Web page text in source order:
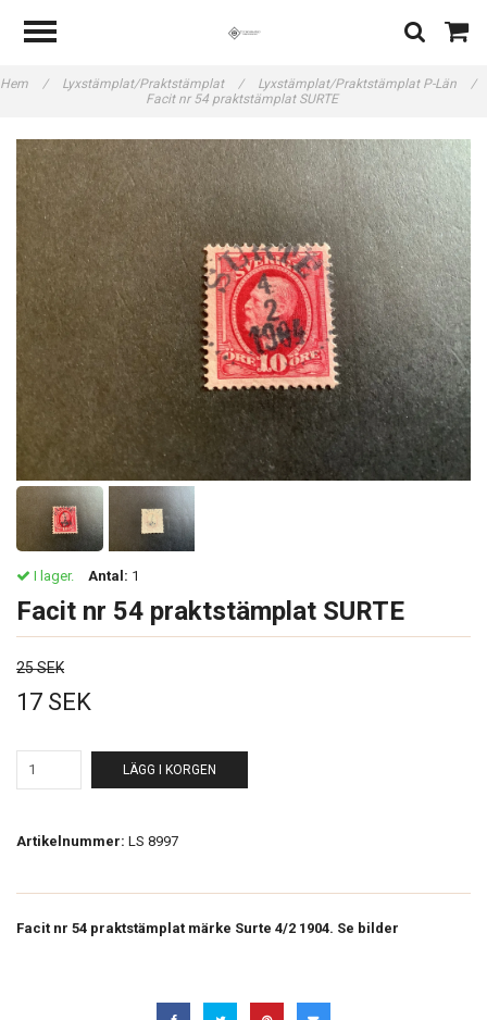
Hem / Lyxstämplat/Praktstämplat / Lyxstämplat/Praktstämplat P-Län
/
Facit nr 54 praktstämplat SURTE
I lager. Antal: 1
Facit nr 54 praktstämplat SURTE
25 SEK
17 SEK
LÄGG I KORGEN
Artikelnummer: LS 8997
Facit nr 54 praktstämplat märke Surte 4/2 1904. Se bilder